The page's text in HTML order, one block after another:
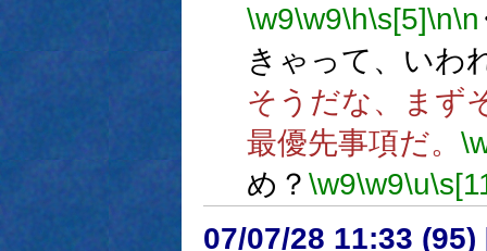
\w9\w9\h\s[5]\n\n
きゃって、いわ
そうだな、まず
最優先事項だ。
め？ \w9\w9\u
07/07/28 11:33 (95)